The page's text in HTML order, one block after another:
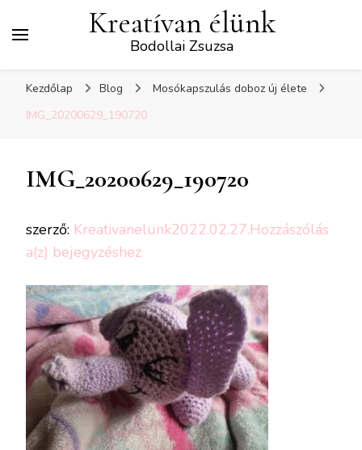
Kreatívan élünk
Bodollai Zsuzsa
Kezdőlap Blog
Mosókapszulás doboz új élete
IMG_20200629_190720
IMG_20200629_190720
szerző: Kreativanelunk2022.02.27.Hozzászólás
a(z) IMG_20200629_190720
bejegyzéshez